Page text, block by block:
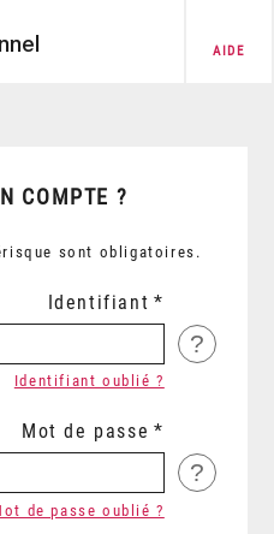
AIDE
COMPTE ?
sont obligatoires.
Identifiant
?
Identifiant oublié ?
Mot de passe
?
de passe oublié ?